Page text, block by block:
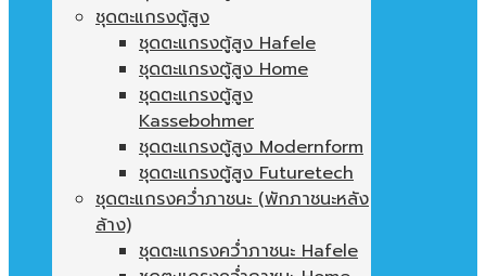
ชุดตะแกรงตู้สูง
ชุดตะแกรงตู้สูง Hafele
ชุดตะแกรงตู้สูง Home
ชุดตะแกรงตู้สูง
Kassebohmer
ชุดตะแกรงตู้สูง Modernform
ชุดตะแกรงตู้สูง Futuretech
ชุดตะแกรงคว่ำภาชนะ (พักภาชนะหลัง
ล้าง)
ชุดตะแกรงคว่ำภาชนะ Hafele